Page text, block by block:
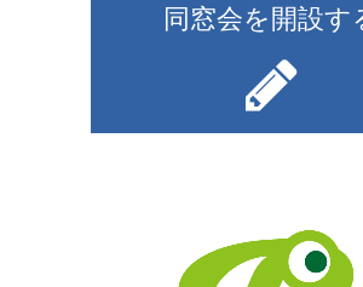
同窓会を開設す